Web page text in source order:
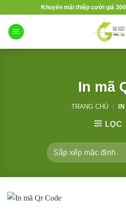
nội
dung
Khuyến mãi thiệp cưới giá
In mã
TRANG CHỦ /
LỌC